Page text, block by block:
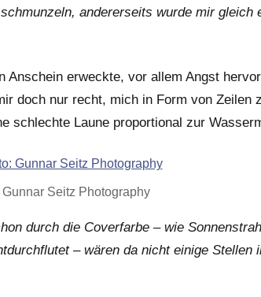
andererseits wurde mir gleich
Anschein erweckte, vor allem Angst
doch nur recht, mich in Form von Zeilen
schlechte Laune proportional zur
Seitz Photography
durch die Coverfarbe – wie
– wären da nicht einige Stellen